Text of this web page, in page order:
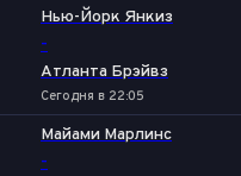
Нью-Йорк Янкиз
-
Атланта Брэйвз
Сегодня в 22:05
Майами Марлинс
-